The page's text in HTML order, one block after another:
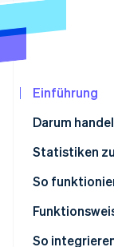
Atlas
Online-
Einführung
Darum
Statistiken
So
So